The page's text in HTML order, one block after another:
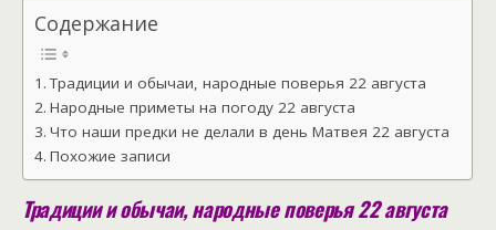
Содержание
Традиции и обычаи, народные поверья 22 августа
Народные приметы на погоду 22 августа
Что наши предки не делали в день Матвея 22 августа
Похожие записи
Традиции и обычаи, народные поверья 22 августа